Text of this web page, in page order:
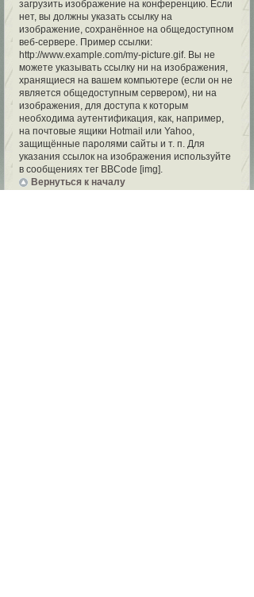
загрузить изображение на конференцию. Если
нет, вы должны указать ссылку на
изображение, сохранённое на общедоступном
веб-сервере. Пример ссылки:
http://www.example.com/my-picture.gif. Вы не
можете указывать ссылку ни на изображения,
хранящиеся на вашем компьютере (если он не
является общедоступным сервером), ни на
изображения, для доступа к которым
необходима аутентификация, как, например,
на почтовые ящики Hotmail или Yahoo,
защищённые паролями сайты и т. п. Для
указания ссылок на изображения используйте
в сообщениях тег BBCode [img].
Вернуться к началу